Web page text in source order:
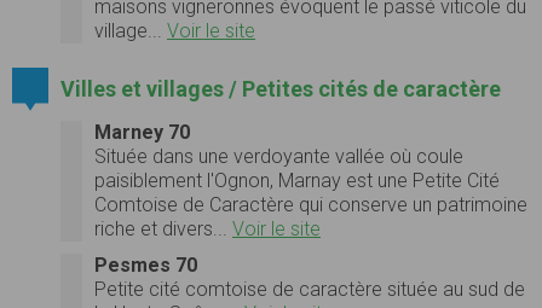
maisons vigneronnes évoquent le passé viticole du
village... Voir le site
Villes et villages / Petites cités de caractère
Marney 70
Située dans une verdoyante vallée où coule
paisiblement l'Ognon, Marnay est une Petite Cité
Comtoise de Caractère qui conserve un patrimoine
riche et divers... Voir le site
Pesmes 70
Petite cité comtoise de caractère située au sud de